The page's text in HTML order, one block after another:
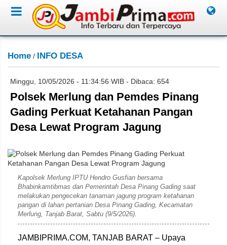
Home / INFO DESA
Minggu, 10/05/2026 - 11:34:56 WIB - Dibaca: 654
Polsek Merlung dan Pemdes Pinang
Gading Perkuat Ketahanan Pangan
Desa Lewat Program Jagung
Kapolsek Merlung IPTU Hendro Gusfian bersama
Bhabinkamtibmas dan Pemerintah Desa Pinang Gading saat
melakukan pengecekan tanaman jagung program ketahanan
pangan di lahan pertanian Desa Pinang Gading, Kecamatan
Merlung, Tanjab Barat, Sabtu (9/5/2026).
JAMBIPRIMA.COM, TANJAB BARAT – Upaya